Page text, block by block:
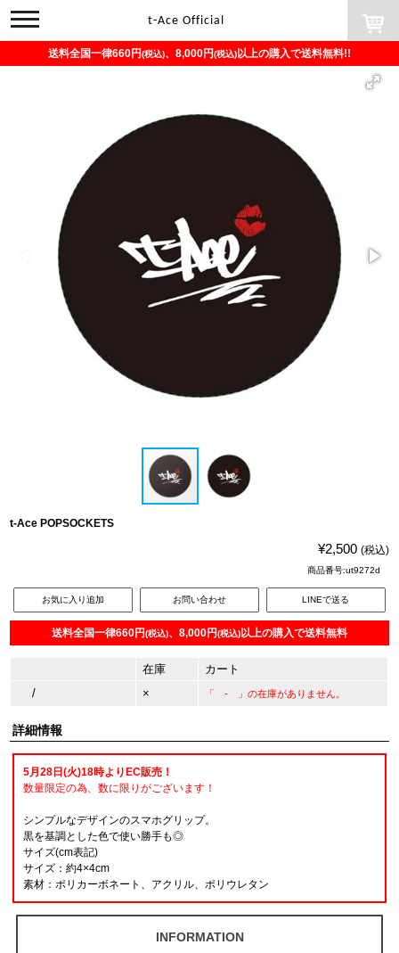
toggle
navigation
t-Ace Official
送料全国一律660円(税込)、8,000円(税込)以上の購入で送料無料!!
t-Ace POPSOCKETS
¥2,500 (税込)
商品番号:ut9272d
お気に入り追加 お問い合わせ LINEで送る
送料全国一律660円(税込)、8,000円(税込)以上の購入で送料無料
在庫
カート
/
× 「 - 」の在庫がありません。
詳細情報
5月28日(火)18時よりEC販売！
数量限定の為、数に限りがございます！
シンプルなデザインのスマホグリップ。
黒を基調とした色で使い勝手も◎
サイズ(cm表記)
サイズ：約4×4cm
素材：ポリカーボネート、アクリル、ポリウレタン
INFORMATION